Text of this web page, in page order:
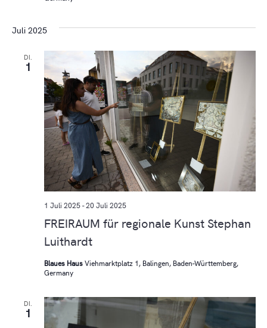
Juli 2025
DI.
1
FREIRAUM für regionale Kunst Stephan
Luithardt
1 Juli 2025-20 Juli 2025
Blaues Haus Viehmarktplatz 1, Balingen, Baden-Württemberg,
Germany
DI.
1